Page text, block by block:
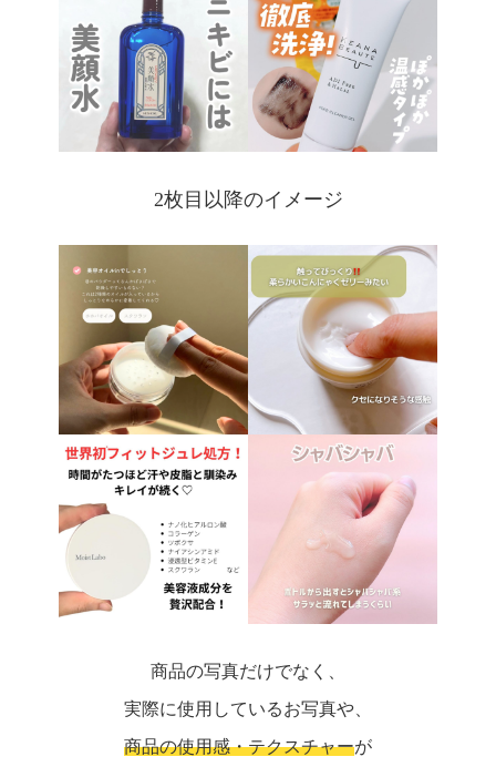
2枚目以降のイメージ
商品の写真だけでなく、
実際に使用しているお写真や、
商品の使用感・テクスチャーが